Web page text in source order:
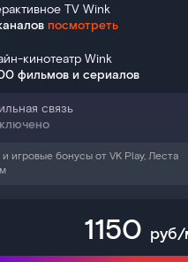
TV Wink
посмотреть
кинотеатр Wink
фильмов и сериалов
связь
игровые бонусы от VK Play, Леста
1150